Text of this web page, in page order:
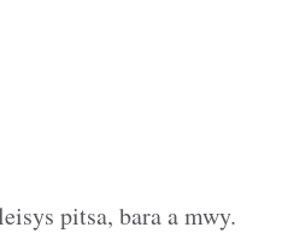
pitsa, bara a mwy.